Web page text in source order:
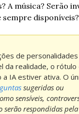
A música? Serão
de personalidades
da realidade, o rótulo
IA estiver ativa. O
sugeridas ou
sensíveis,
serão respondidas pela